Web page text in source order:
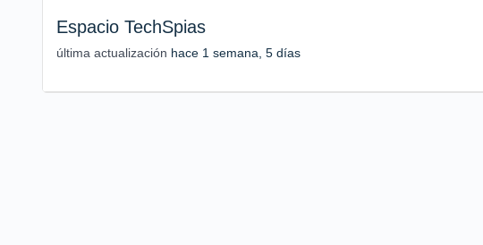
Espacio TechSpias
última actualización hace 1 semana, 5 días